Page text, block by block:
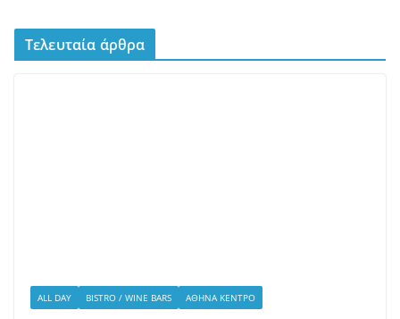
Τελευταία άρθρα
ALL DAY BISTRO / WINE BARS ΑΘΉΝΑ ΚΈΝΤΡΟ